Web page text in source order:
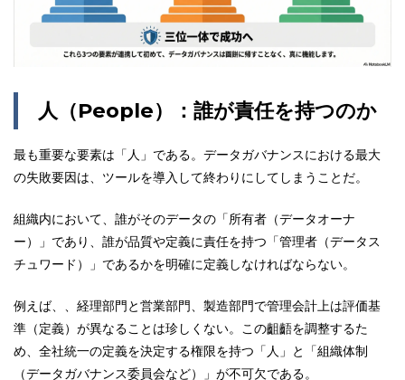
人（People）：誰が責任を持つのか
最も重要な要素は「人」である。データガバナンスにおける最大
の失敗要因は、ツールを導入して終わりにしてしまうことだ。
組織内において、誰がそのデータの「所有者（データオーナ
ー）」であり、誰が品質や定義に責任を持つ「管理者（データス
チュワード）」であるかを明確に定義しなければならない。
例えば、、経理部門と営業部門、製造部門で管理会計上は評価基
準（定義）が異なることは珍しくない。この齟齬を調整するた
め、全社統一の定義を決定する権限を持つ「人」と「組織体制
（データガバナンス委員会など）」が不可欠である。